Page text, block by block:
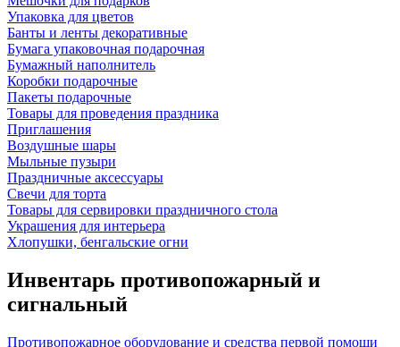
Упаковка для цветов
Банты и ленты декоративные
Бумага упаковочная подарочная
Бумажный наполнитель
Коробки подарочные
Пакеты подарочные
Товары для проведения праздника
Приглашения
Воздушные шары
Мыльные пузыри
Праздничные аксессуары
Свечи для торта
Товары для сервировки праздничного стола
Украшения для интерьера
Хлопушки, бенгальские огни
Инвентарь противопожарный и
сигнальный
Противопожарное оборудование и средства первой помощи